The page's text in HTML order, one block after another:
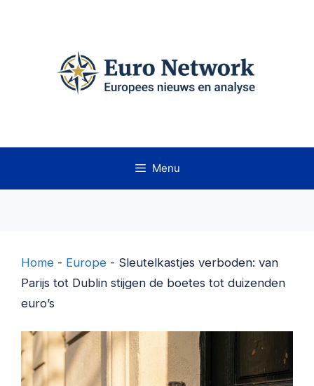
Menu
Home - Europe - Sleutelkastjes verboden: van
Parijs tot Dublin stijgen de boetes tot duizenden
euro’s